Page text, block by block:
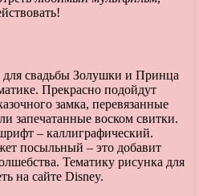
свадьбы Золушки и Принца
Прекрасно подойдут
замка, перевязанные
запечатанные воском свитки.
– каллиграфический.
посыльный – это добавит
Тематику рисунка для
на сайте Disney.